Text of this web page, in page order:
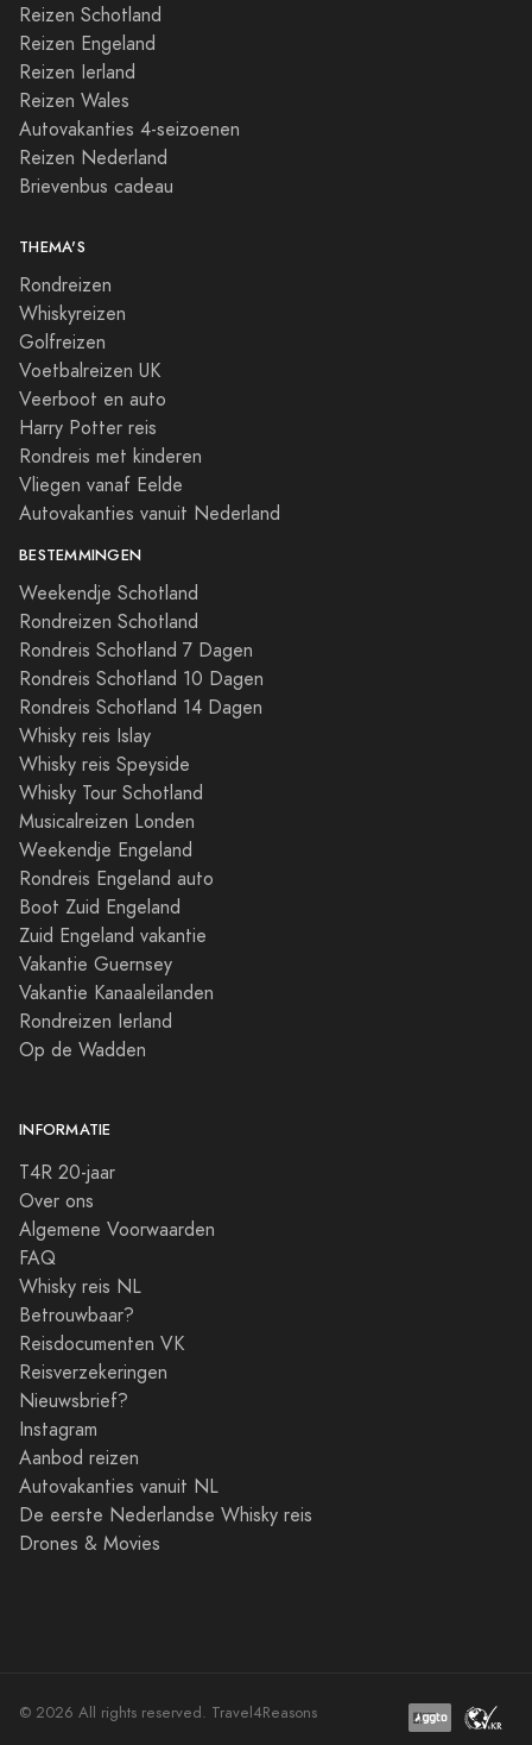
Reizen Schotland
Reizen Engeland
Reizen Ierland
Reizen Wales
Autovakanties 4-seizoenen
Reizen Nederland
Brievenbus cadeau
THEMA'S
Rondreizen
Whiskyreizen
Golfreizen
Voetbalreizen UK
Veerboot en auto
Harry Potter reis
Rondreis met kinderen
Vliegen vanaf Eelde
Autovakanties vanuit Nederland
BESTEMMINGEN
Weekendje Schotland
Rondreizen Schotland
Rondreis Schotland 7 Dagen
Rondreis Schotland 10 Dagen
Rondreis Schotland 14 Dagen
Whisky reis Islay
Whisky reis Speyside
Whisky Tour Schotland
Musicalreizen Londen
Weekendje Engeland
Rondreis Engeland auto
Boot Zuid Engeland
Zuid Engeland vakantie
Vakantie Guernsey
Vakantie Kanaaleilanden
Rondreizen Ierland
Op de Wadden
INFORMATIE
T4R 20-jaar
Over ons
Algemene Voorwaarden
FAQ
Whisky reis NL
Betrouwbaar?
Reisdocumenten VK
Reisverzekeringen
Nieuwsbrief?
Instagram
Aanbod reizen
Autovakanties vanuit NL
De eerste Nederlandse Whisky reis
Drones & Movies
© 2026 All rights reserved. Travel4Reasons